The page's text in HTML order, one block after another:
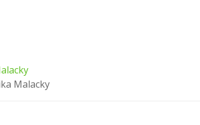
Malacky